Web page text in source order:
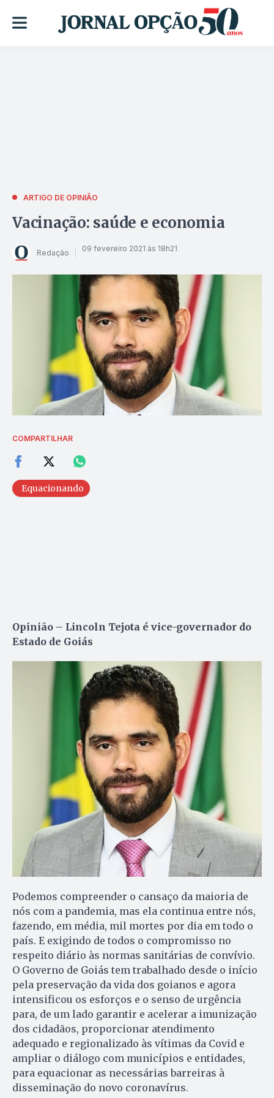
ARTIGO DE OPINIÃO
Vacinação: saúde e economia
Redação 09 fevereiro 2021 às 18h21
COMPARTILHAR
Equacionando
Opinião – Lincoln Tejota é vice-governador do
Estado de Goiás
Podemos compreender o cansaço da maioria de
nós com a pandemia, mas ela continua entre nós,
fazendo, em média, mil mortes por dia em todo o
país. E exigindo de todos o compromisso no
respeito diário às normas sanitárias de convívio.
O Governo de Goiás tem trabalhado desde o início
pela preservação da vida dos goianos e agora
intensificou os esforços e o senso de urgência
para, de um lado garantir e acelerar a imunização
dos cidadãos, proporcionar atendimento
adequado e regionalizado às vítimas da Covid e
ampliar o diálogo com municípios e entidades,
para equacionar as necessárias barreiras à
disseminação do novo coronavírus.